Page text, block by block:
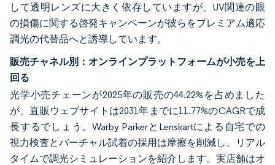
して透明レンズに大きく依存していますが、UV関連の眼
の損傷に関する啓発キャンペーンが彼らをプレミアム適応
調光の代替品へと誘導しています。
販売チャネル別：オンラインプラットフォームが小売を上
回る
光学小売チェーンが2025年の販売の44.22%を占めました
が、直販ウェブサイトは2031年までに11.77%のCAGRで成
長するでしょう。Warby ParkerとLenskartによる自宅での
視力検査とバーチャル試着の採用は摩擦を削減し、リアル
タイムで調光シミュレーションを紹介します。実店舗はオ